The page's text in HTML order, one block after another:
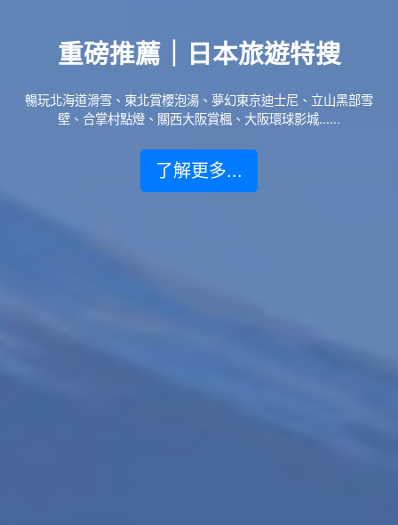
重磅推薦｜日本旅遊特搜
暢玩北海道滑雪、東北賞櫻泡湯、夢幻東京迪士尼、立山黑部雪
壁、合掌村點燈、關西大阪賞楓、大阪環球影城......
了解更多...